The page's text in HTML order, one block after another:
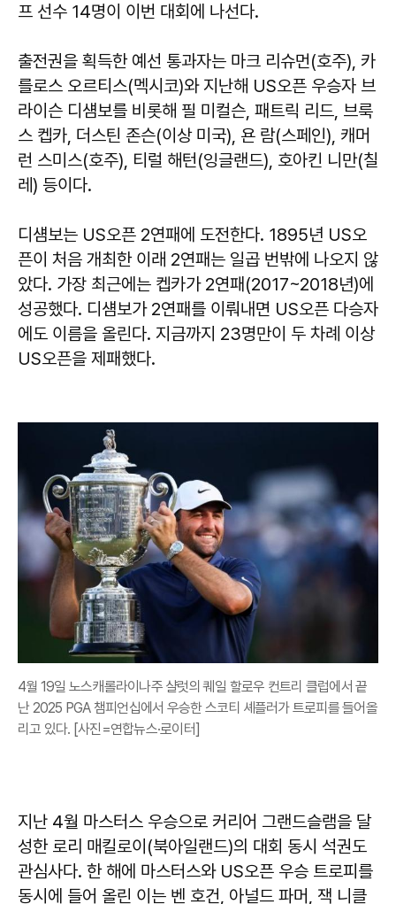
프 선수 14명이 이번 대회에 나선다.
출전권을 획득한 예선 통과자는 마크 리슈먼(호주), 카
를로스 오르티스(멕시코)와 지난해 US오픈 우승자 브
라이슨 디섐보를 비롯해 필 미컬슨, 패트릭 리드, 브룩
스 켑카, 더스틴 존슨(이상 미국), 욘 람(스페인), 캐머
런 스미스(호주), 티럴 해턴(잉글랜드), 호아킨 니만(칠
레) 등이다.
디섐보는 US오픈 2연패에 도전한다. 1895년 US오
픈이 처음 개최한 이래 2연패는 일곱 번밖에 나오지 않
았다. 가장 최근에는 켑카가 2연패(2017~2018년)에
성공했다. 디섐보가 2연패를 이뤄내면 US오픈 다승자
에도 이름을 올린다. 지금까지 23명만이 두 차례 이상
US오픈을 제패했다.
4월 19일 노스캐롤라이나주 샬럿의 퀘일 할로우 컨트리 클럽에서 끝
난 2025 PGA 챔피언십에서 우승한 스코티 셰플러가 트로피를 들어올
리고 있다. [사진=연합뉴스·로이터]
지난 4월 마스터스 우승으로 커리어 그랜드슬램을 달
성한 로리 매킬로이(북아일랜드)의 대회 동시 석권도
관심사다. 한 해에 마스터스와 US오픈 우승 트로피를
동시에 들어 올린 이는 벤 호건, 아널드 파머, 잭 니클